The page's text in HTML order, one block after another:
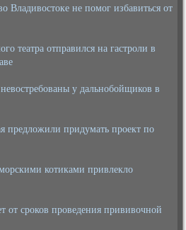
Владивостоке не помог избавиться от
театра отправился на гастроли в
у дальнобойщиков в
предложили придумать проект по
котиками привлекло
от сроков проведения прививочной